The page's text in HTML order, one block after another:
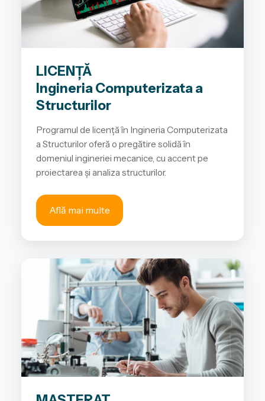
LICENȚĂ
Ingineria Computerizata a
Structurilor
Programul de licență în Ingineria Computerizata
a Structurilor oferă o pregătire solidă în
domeniul ingineriei mecanice, cu accent pe
proiectarea și analiza structurilor.
Află mai multe